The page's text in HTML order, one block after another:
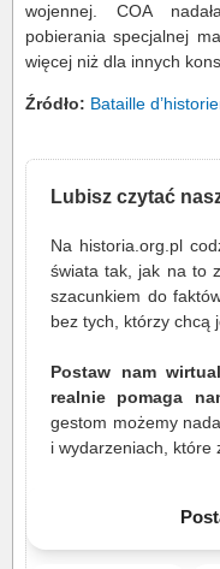
wojennej. COA
pobierania specjalnej
więcej niż dla innych
Źródło: Bataille
Lubisz czytać
Na historia.org.pl
świata tak, jak na to
szacunkiem do
bez tych, którzy chcą
Postaw nam
realnie pomaga
gestom możemy
i wydarzeniach, które